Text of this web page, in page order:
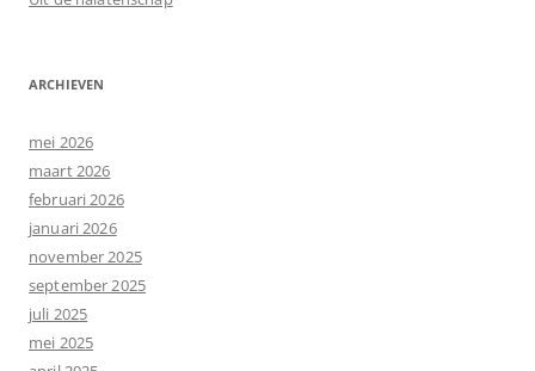
ARCHIEVEN
mei 2026
maart 2026
februari 2026
januari 2026
november 2025
september 2025
juli 2025
mei 2025